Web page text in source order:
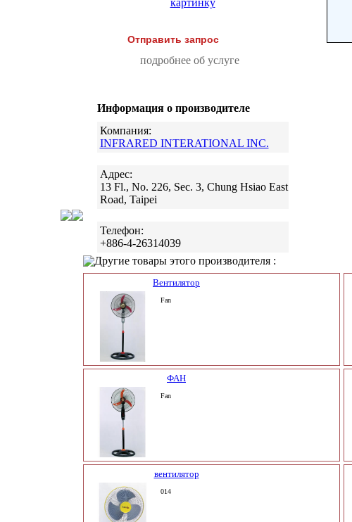
картинку
Отправить запрос
подробнее об услуге
Информация о производителе
Компания:
INFRARED INTERATIONAL INC.
Адрес:
13 Fl., No. 226, Sec. 3, Chung Hsiao East
Road, Taipei
Телефон:
+886-4-26314039
Другие товары этого производителя :
Вентилятор
Fan
ФАН
Fan
вентилятор
014